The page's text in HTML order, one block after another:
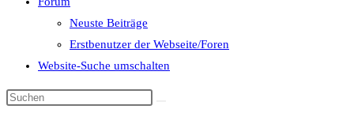
Neuste Beiträge
Erstbenutzer der Webseite/Foren
Website-Suche umschalten